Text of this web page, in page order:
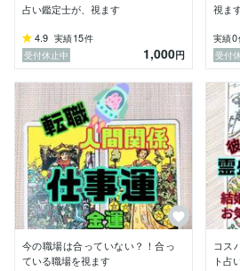
★親しみがあり、優しい占い師さん
★人生経験が豊富なので、どのよ
★鑑定後は、絡まった自分の人生
スッキリした人生を歩むことがで
★鑑定後は、開運して、良い方向
★★★ご挨拶★★★
貴方の心に灯を灯し、軽やかな人
う寄り添い、鑑定させていただき
貴方に、雪崩のごとく倖せが訪れ
ください。
★+++　N　G　+++★
占い鑑定士が、視ます
4.9 実績15件
受付休止中
1,000円
視ま
実績0
受付
今の職場は合っていない？！合っ
ている職場を視ます
コス
ト占